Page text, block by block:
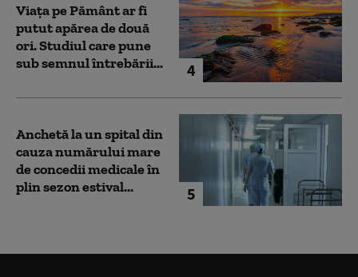
4
Viața pe Pământ ar fi
putut apărea de două
ori. Studiul care pune
sub semnul întrebării...
5
Anchetă la un spital din
cauza numărului mare
de concedii medicale în
plin sezon estival...